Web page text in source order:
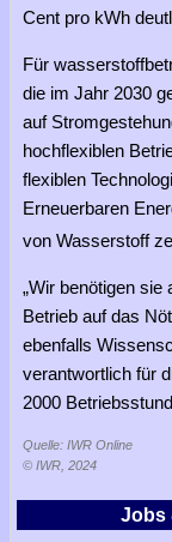
Cent pro kWh
Für
die im Jahr 2030
auf
hochflexiblen
flexiblen
Erneuerbaren
von Wasserstoff
„Wir benötigen sie
Betrieb auf das
ebenfalls
verantwortlich für
2000
Quelle: IWR Online
© IWR, 2024
Jobs